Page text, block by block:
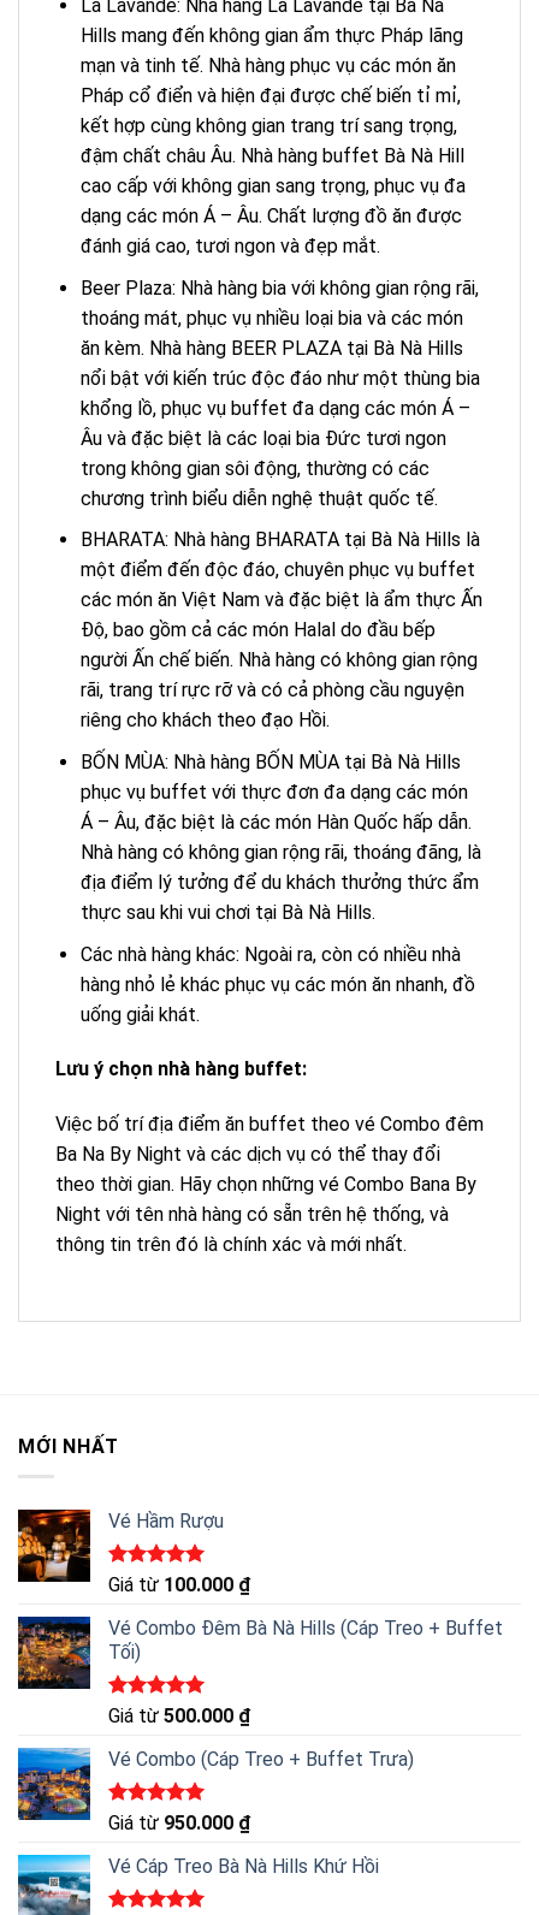
La Lavande: Nhà hàng La Lavande tại Bà Nà
Hills mang đến không gian ẩm thực Pháp lãng
mạn và tinh tế. Nhà hàng phục vụ các món ăn
Pháp cổ điển và hiện đại được chế biến tỉ mỉ,
kết hợp cùng không gian trang trí sang trọng,
đậm chất châu Âu. Nhà hàng buffet Bà Nà Hill
cao cấp với không gian sang trọng, phục vụ đa
dạng các món Á – Âu. Chất lượng đồ ăn được
đánh giá cao, tươi ngon và đẹp mắt.
Beer Plaza: Nhà hàng bia với không gian rộng rãi,
thoáng mát, phục vụ nhiều loại bia và các món
ăn kèm. Nhà hàng BEER PLAZA tại Bà Nà Hills
nổi bật với kiến trúc độc đáo như một thùng bia
khổng lồ, phục vụ buffet đa dạng các món Á –
Âu và đặc biệt là các loại bia Đức tươi ngon
trong không gian sôi động, thường có các
chương trình biểu diễn nghệ thuật quốc tế.
BHARATA: Nhà hàng BHARATA tại Bà Nà Hills là
một điểm đến độc đáo, chuyên phục vụ buffet
các món ăn Việt Nam và đặc biệt là ẩm thực Ấn
Độ, bao gồm cả các món Halal do đầu bếp
người Ấn chế biến. Nhà hàng có không gian rộng
rãi, trang trí rực rỡ và có cả phòng cầu nguyện
riêng cho khách theo đạo Hồi.
BỐN MÙA: Nhà hàng BỐN MÙA tại Bà Nà Hills
phục vụ buffet với thực đơn đa dạng các món
Á – Âu, đặc biệt là các món Hàn Quốc hấp dẫn.
Nhà hàng có không gian rộng rãi, thoáng đãng, là
địa điểm lý tưởng để du khách thưởng thức ẩm
thực sau khi vui chơi tại Bà Nà Hills.
Các nhà hàng khác: Ngoài ra, còn có nhiều nhà
hàng nhỏ lẻ khác phục vụ các món ăn nhanh, đồ
uống giải khát.
Lưu ý chọn nhà hàng buffet:
Việc bố trí địa điểm ăn buffet theo vé Combo đêm
Ba Na By Night và các dịch vụ có thể thay đổi
theo thời gian. Hãy chọn những vé Combo Bana By
Night với tên nhà hàng có sẵn trên hệ thống, và
thông tin trên đó là chính xác và mới nhất.
MỚI NHẤT
Vé Hầm Rượu
Được xếp
5 sao
Giá từ 100.000 ₫
Vé Combo Đêm Bà Nà Hills (Cáp Treo + Buffet
Tối)
Được xếp
5 sao
Giá từ 500.000 ₫
Vé Combo (Cáp Treo + Buffet Trưa)
Được xếp
5 sao
Giá từ 950.000 ₫
Vé Cáp Treo Bà Nà Hills Khứ Hồi